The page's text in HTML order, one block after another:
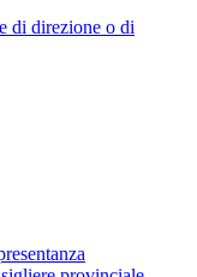
di direzione o di